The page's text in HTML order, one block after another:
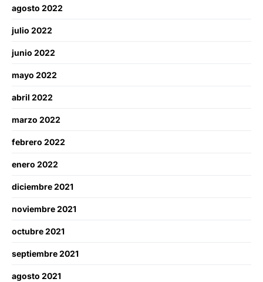
agosto 2022
julio 2022
junio 2022
mayo 2022
abril 2022
marzo 2022
febrero 2022
enero 2022
diciembre 2021
noviembre 2021
octubre 2021
septiembre 2021
agosto 2021